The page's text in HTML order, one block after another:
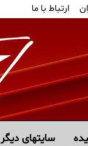
ارتباط با ما
سايتهاى ديگر